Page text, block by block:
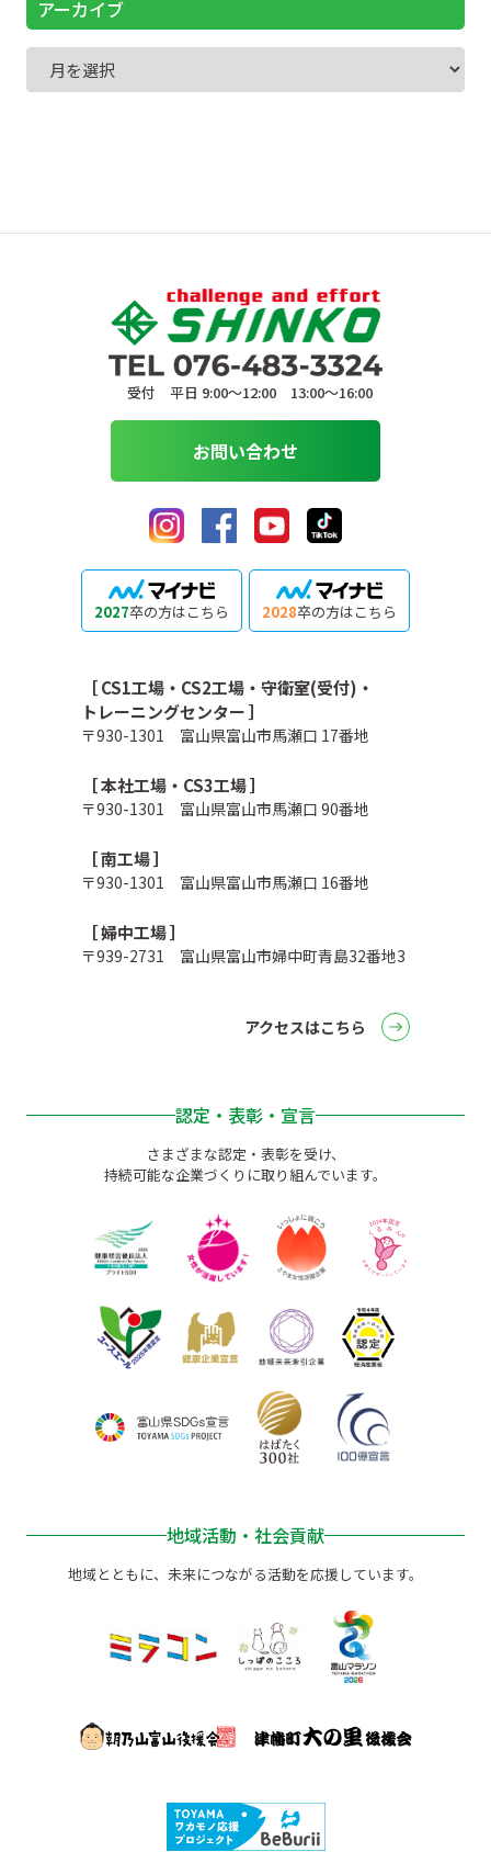
アーカイブ
受付 平日 9:00〜12:00 13:00〜16:00
お問い合わせ
2027卒の方はこちら 2028卒の方はこちら
［ CS1工場・CS2工場・守衛室(受付)・
トレーニングセンター ］
〒930-1301 富山県富山市馬瀬口 17番地
［ 本社工場・CS3工場 ］
〒930-1301 富山県富山市馬瀬口 90番地
［ 南工場 ］
〒930-1301 富山県富山市馬瀬口 16番地
［ 婦中工場 ］
〒939-2731 富山県富山市婦中町青島32番地3
アクセスはこちら
認定・表彰・宣言
さまざまな認定・表彰を受け、
持続可能な企業づくりに取り組んでいます。
地域活動・社会貢献
地域とともに、未来につながる活動を応援しています。